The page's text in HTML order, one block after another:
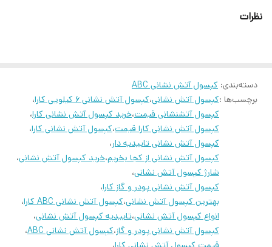
پایه
دمای
نگهداری
15- تا 50+ درجه سانتی‌گراد
ایران
دارای پودر خشک ABC
تیپ A:
ماده جامد تیپ B:
مایعات قابل
اشتعالتیپ C:
گاز های قابل اشتعال
دارای استاندارد ISO 9001:2008
مناسب جهت منزل و محل کار
نظرات
دسته‌بندی: کپسول آتش نشانی ABC
برچسب‌ها :کپسول آتش نشانی،کپسول آتش نشانی 6 کیلویی کارا
،
کپسول آتشنشانی قیمت،خرید کپسول آتش نشانی کارا،
کپسول آتش نشانی کارا قیمت،کپسول آتش نشانی کارا،
کپسول آتش نشانی تاییدیه دار،
کپسول آتش نشانی از کجا بخریم،خرید کپسول آتش نشانی،
شارژ کپسول آتش نشانی،
کپسول آتش نشانی پودر و گاز کارا،
بهترین کپسول آتش نشانی،کپسول آتش نشانی ABC کارا
،
انواع کپسول آتش نشانی،تاییدیه کپسول آتش نشانی،
کپسول آتش نشانی پودر و گاز،کپسول آتش نشانی ABC
،